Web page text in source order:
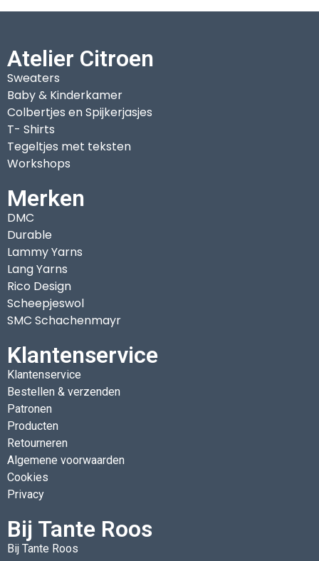
Atelier Citroen
Sweaters
Baby & Kinderkamer
Colbertjes en Spijkerjasjes
T- Shirts
Tegeltjes met teksten
Workshops
Merken
DMC
Durable
Lammy Yarns
Lang Yarns
Rico Design
Scheepjeswol
SMC Schachenmayr
Klantenservice
Klantenservice
Bestellen & verzenden
Patronen
Producten
Retourneren
Algemene voorwaarden
Cookies
Privacy
Bij Tante Roos
Bij Tante Roos